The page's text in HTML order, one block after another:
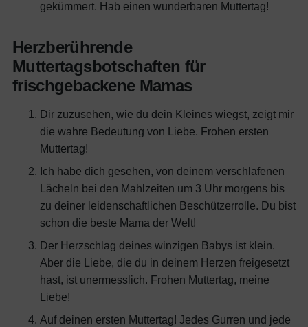
gekümmert. Hab einen wunderbaren Muttertag!
Herzberührende
Muttertagsbotschaften für
frischgebackene Mamas
Dir zuzusehen, wie du dein Kleines wiegst, zeigt mir
die wahre Bedeutung von Liebe. Frohen ersten
Muttertag!
Ich habe dich gesehen, von deinem verschlafenen
Lächeln bei den Mahlzeiten um 3 Uhr morgens bis
zu deiner leidenschaftlichen Beschützerrolle. Du bist
schon die beste Mama der Welt!
Der Herzschlag deines winzigen Babys ist klein.
Aber die Liebe, die du in deinem Herzen freigesetzt
hast, ist unermesslich. Frohen Muttertag, meine
Liebe!
Auf deinen ersten Muttertag! Jedes Gurren und jede